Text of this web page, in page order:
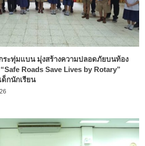
ระทุ่มแบน มุ่งสร้างความปลอดภัยบนท้อง
Roads Save Lives by Rotary”
กนักเรียน